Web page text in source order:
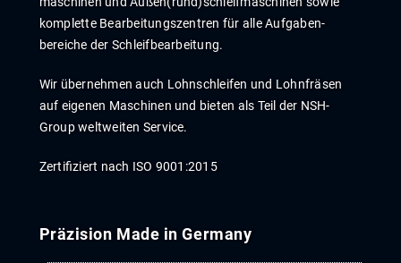
komplette Bear­beitungs­zentren für alle Auf­gaben­
bereiche der Schleif­bear­beitung.
Wir übernehmen auch Lohn­schleif­en und Lohn­fräs­en
auf eigenen Maschinen und bieten als Teil der NSH-
Group weltweiten Service.
Zertifiziert nach ISO 9001:2015
Präzision Made in Germany